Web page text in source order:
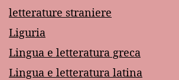
letterature straniere
Liguria
Lingua e letteratura greca
Lingua e letteratura latina